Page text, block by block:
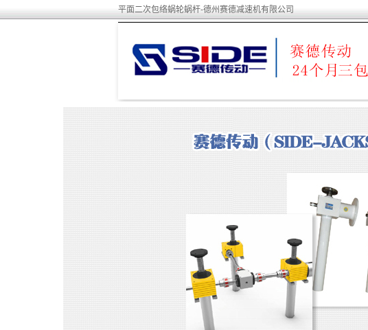
平面二次包络蜗轮蜗杆-德州赛德减速机有限公司